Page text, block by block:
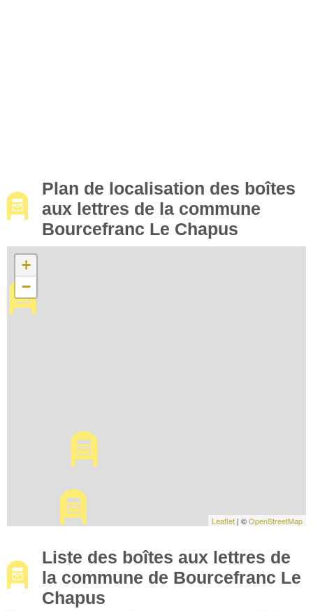
Plan de localisation des boîtes
aux lettres de la commune
Bourcefranc Le Chapus
+
−
Leaflet | ©OpenStreetMap
Liste des boîtes aux lettres de
la commune de Bourcefranc Le
Chapus